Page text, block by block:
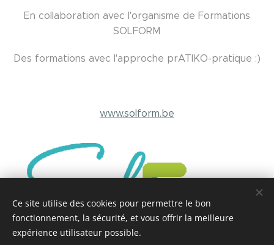
En collaboration avec l'organisme de Formations
SOLFORM
Des formations avec l'approche prATIKO-pratique :)
www.solform.be
Ce site utilise des cookies pour permettre le bon
fonctionnement, la sécurité, et vous offrir la meilleure
expérience utilisateur possible.